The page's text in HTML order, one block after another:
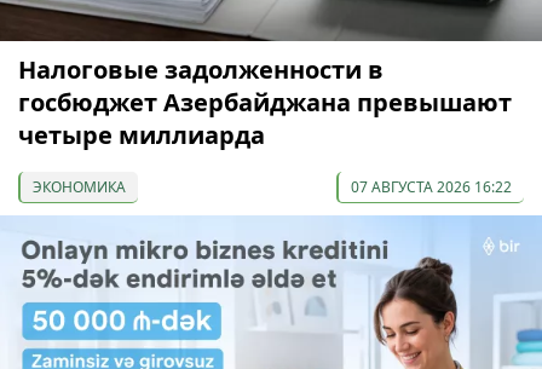
Налоговые задолженности в
госбюджет Азербайджана превышают
четыре миллиарда
ЭКОНОМИКА 07 АВГУСТА 2026 16:22